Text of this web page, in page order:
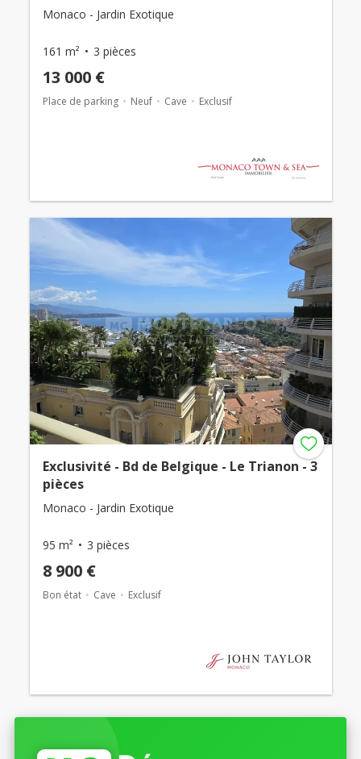
Monaco - Jardin Exotique
161 m² 3 pièces
13 000 €
Place de parking Neuf Cave Exclusif
Exclusivité - Bd de Belgique - Le Trianon - 3
pièces
Monaco - Jardin Exotique
95 m² 3 pièces
8 900 €
Bon état Cave Exclusif